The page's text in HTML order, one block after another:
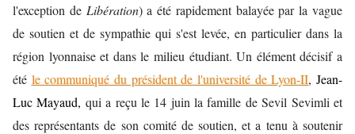
l'exception de Libération) a été rapidement balayée par la vague
de soutien et de sympathie qui s'est levée, en particulier dans la
région lyonnaise et dans le milieu étudiant. Un élément décisif a
été le communiqué du président de l'université de Lyon-II, Jean-
Luc Mayaud, qui a reçu le 14 juin la famille de Sevil Sevimli et
des représentants de son comité de soutien, et a tenu à soutenir